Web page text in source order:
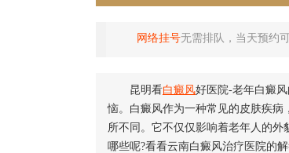
网络挂号无需排队，当天预约
昆明看白癜风好医院-老年白癜
恼。白癜风作为一种常见的皮肤疾
所不同。它不仅仅影响着老年人的
哪些呢?看看云南白癜风治疗医院的